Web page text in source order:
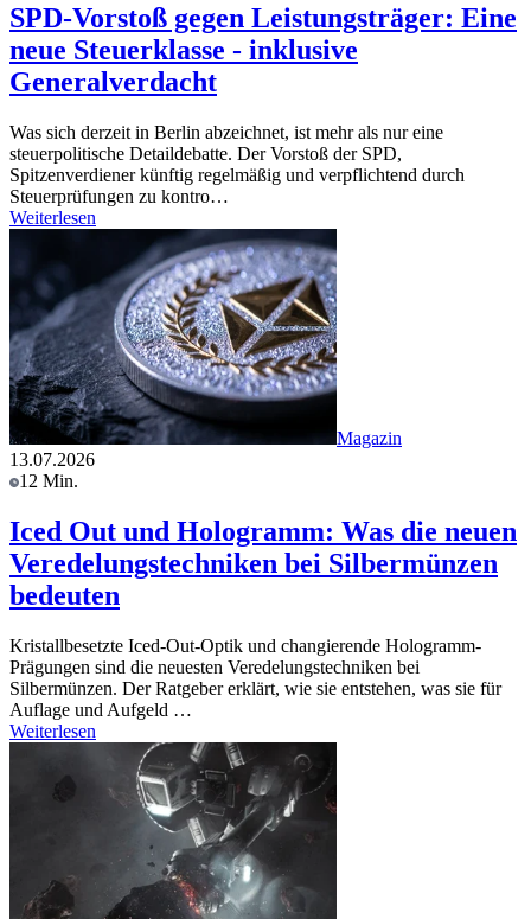
SPD-Vorstoß gegen Leistungsträger: Eine
neue Steuerklasse - inklusive
Generalverdacht
Was sich derzeit in Berlin abzeichnet, ist mehr als nur eine
steuerpolitische Detaildebatte. Der Vorstoß der SPD,
Spitzenverdiener künftig regelmäßig und verpflichtend durch
Steuerprüfungen zu kontro…
Weiterlesen
Magazin
13.07.2026
12 Min.
Iced Out und Hologramm: Was die neuen
Veredelungstechniken bei Silbermünzen
bedeuten
Kristallbesetzte Iced-Out-Optik und changierende Hologramm-
Prägungen sind die neuesten Veredelungstechniken bei
Silbermünzen. Der Ratgeber erklärt, wie sie entstehen, was sie für
Auflage und Aufgeld …
Weiterlesen